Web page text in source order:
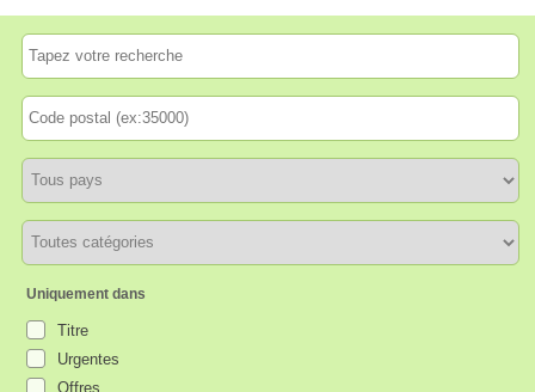
Uniquement dans
Titre
Urgentes
Offres